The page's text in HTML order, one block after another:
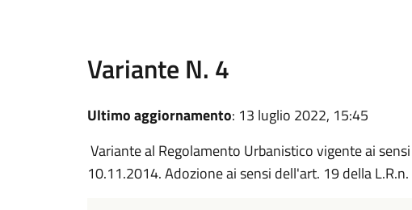
Variante N. 4
Ultimo aggiornamento: 13 luglio 2022, 15:45
Variante al Regolamento Urbanistico vigente ai
10.11.2014. Adozione ai sensi dell'art. 19 della